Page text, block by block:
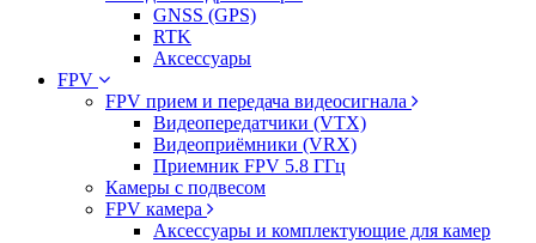
GNSS (GPS)
RTK
Аксессуары
FPV
FPV прием и передача видеосигнала
Видеопередатчики (VTX)
Видеоприёмники (VRX)
Приемник FPV 5.8 ГГц
Камеры с подвесом
FPV камера
Аксессуары и комплектующие для камер